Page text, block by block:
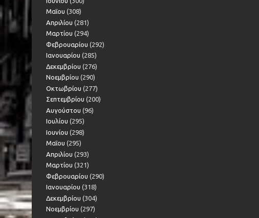
Μαΐου (308)
Απριλίου (281)
Μαρτίου (294)
Φεβρουαρίου (292)
Ιανουαρίου (285)
Δεκεμβρίου (276)
Νοεμβρίου (290)
Οκτωβρίου (277)
Σεπτεμβρίου (200)
Αυγούστου (96)
Ιουλίου (295)
Ιουνίου (298)
Μαΐου (295)
Απριλίου (293)
Μαρτίου (321)
Φεβρουαρίου (290)
Ιανουαρίου (318)
Δεκεμβρίου (304)
Νοεμβρίου (297)